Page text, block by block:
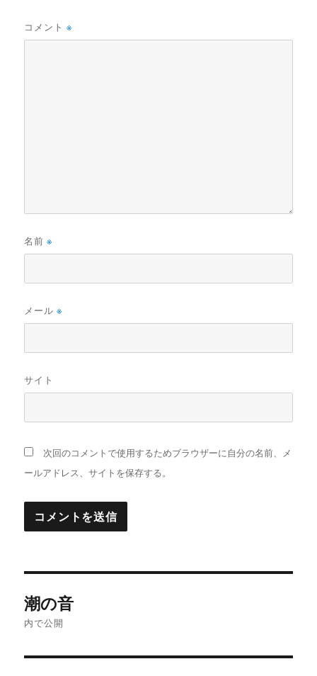
コメント※
名前※
メール※
サイト
次回のコメントで使用するためブラウザーに自分の名前、メ
ールアドレス、サイトを保存する。
稿
潮の音
内で公開